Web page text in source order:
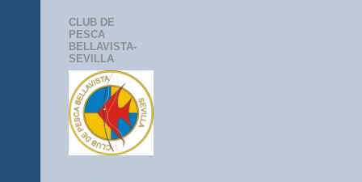
CLUB DE
PESCA
BELLAVISTA-
SEVILLA